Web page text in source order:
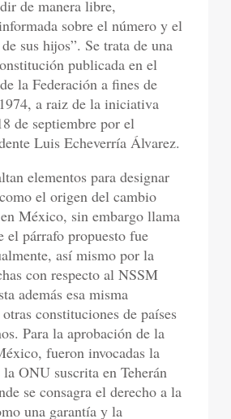
de manera libre,
sobre el número y el
sus hijos”. Se trata de una
publicada en el
la Federación a fines de
a raiz de la iniciativa
de septiembre por el
Luis Echeverría Álvarez.
elementos para designar
el origen del cambio
México, sin embargo llama
el párrafo propuesto fue
así mismo por la
con respecto al NSSM
además esa misma
constituciones de países
Para la aprobación de la
fueron invocadas la
ONU suscrita en Teherán
se consagra el derecho a la
una garantía y la